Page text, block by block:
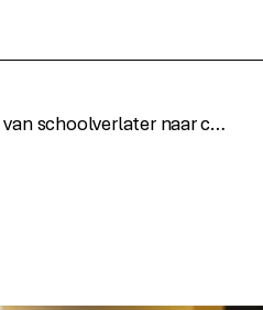
Young digital Diego: van schoolverlater naar contentmarketeer